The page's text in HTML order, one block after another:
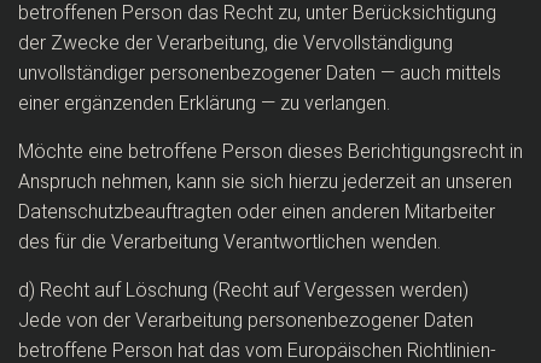
betroffenen Person das Recht zu, unter Berücksichtigung
der Zwecke der Verarbeitung, die Vervollständigung
unvollständiger personenbezogener Daten — auch mittels
einer ergänzenden Erklärung — zu verlangen.
Möchte eine betroffene Person dieses Berichtigungsrecht in
Anspruch nehmen, kann sie sich hierzu jederzeit an unseren
Datenschutzbeauftragten oder einen anderen Mitarbeiter
des für die Verarbeitung Verantwortlichen wenden.
d) Recht auf Löschung (Recht auf Vergessen werden)
Jede von der Verarbeitung personenbezogener Daten
betroffene Person hat das vom Europäischen Richtlinien-